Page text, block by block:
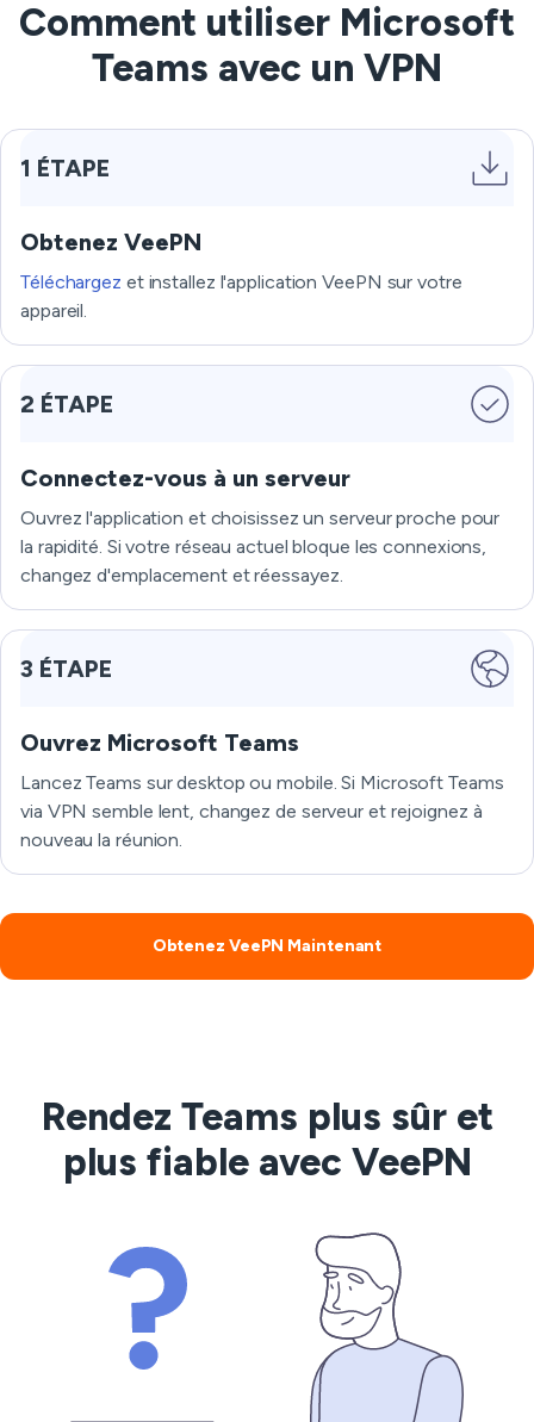
Comment utiliser Microsoft
Teams avec un VPN
1 ÉTAPE
Obtenez VeePN
Téléchargez et installez l'application VeePN sur votre
appareil.
2 ÉTAPE
Connectez-vous à un serveur
Ouvrez l'application et choisissez un serveur proche pour
la rapidité. Si votre réseau actuel bloque les connexions,
changez d'emplacement et réessayez.
3 ÉTAPE
Ouvrez Microsoft Teams
Lancez Teams sur desktop ou mobile. Si Microsoft Teams
via VPN semble lent, changez de serveur et rejoignez à
nouveau la réunion.
Obtenez VeePN Maintenant
Rendez Teams plus sûr et
plus fiable avec VeePN